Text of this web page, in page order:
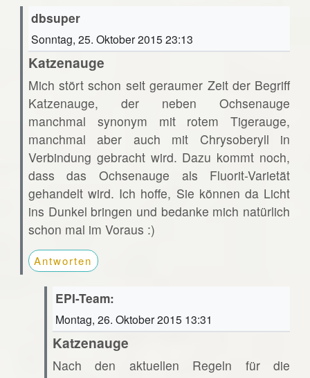
dbsuper
Sonntag, 25. Oktober 2015 23:13
Katzenauge
Mich stört schon seit geraumer Zeit der Begriff
Katzenauge, der neben Ochsenauge
manchmal synonym mit rotem Tigerauge,
manchmal aber auch mit Chrysoberyll in
Verbindung gebracht wird. Dazu kommt noch,
dass das Ochsenauge als Fluorit-Varietät
gehandelt wird. Ich hoffe, Sie können da Licht
ins Dunkel bringen und bedanke mich natürlich
schon mal im Voraus :)
Antworten
EPI-Team:
Montag, 26. Oktober 2015 13:31
Katzenauge
Nach den aktuellen Regeln für die